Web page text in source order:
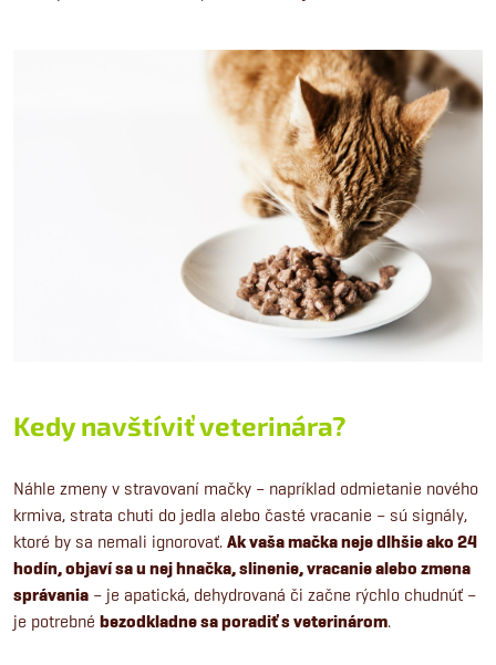
Kedy navštíviť veterinára?
Náhle zmeny v stravovaní mačky – napríklad odmietanie nového
krmiva, strata chuti do jedla alebo časté vracanie – sú signály,
ktoré by sa nemali ignorovať. Ak vaša mačka neje dlhšie ako 24
hodín, objaví sa u nej hnačka, slinenie, vracanie alebo zmena
správania – je apatická, dehydrovaná či začne rýchlo chudnúť –
je potrebné bezodkladne sa poradiť s veterinárom.